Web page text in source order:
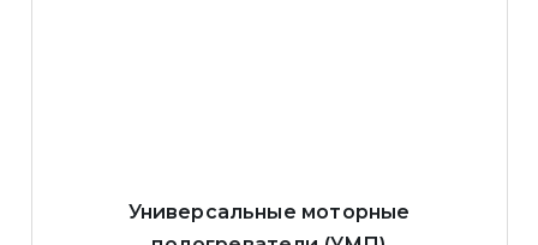
Универсальные моторные